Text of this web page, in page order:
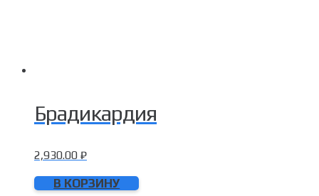
Брадикардия
2,930.00 ₽
В КОРЗИНУ